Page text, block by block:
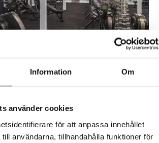
Information Om
använder cookies
för att anpassa innehållet
användarna, tillhandahålla funktioner för